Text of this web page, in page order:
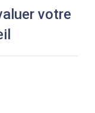
votre